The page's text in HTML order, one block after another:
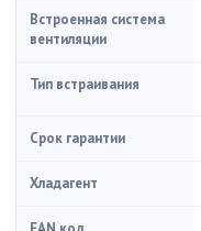
Встроенная система
вентиляции
Тип встраивания
Срок гарантии
Хладагент